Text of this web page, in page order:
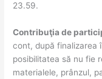
23.59.
Contribuţia de
cont, după finalizarea
posibilitatea să nu fie
materialele, prânzul,